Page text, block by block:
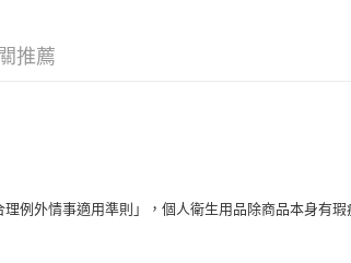
推薦
例外情事適用準則」，個人衛生用品除商品本身有瑕